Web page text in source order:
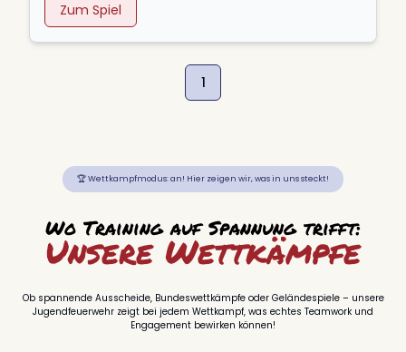
Zum Spiel
1
🏆 Wettkampfmodus: an! Hier zeigen wir, was in uns steckt!
Wo Training auf Spannung trifft:
Unsere Wettkämpfe
Ob spannende Ausscheide, Bundeswettkämpfe oder Geländespiele – unsere
Jugendfeuerwehr zeigt bei jedem Wettkampf, was echtes Teamwork und
Engagement bewirken können!